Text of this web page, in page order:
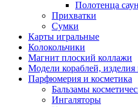
Полотенца
Прихватки
Сумки
Карты игральные
Колокольчики
Магнит плоский коллажи
Модели кораблей, изделия
Парфюмерия и косметика
Бальзамы
Ингаляторы